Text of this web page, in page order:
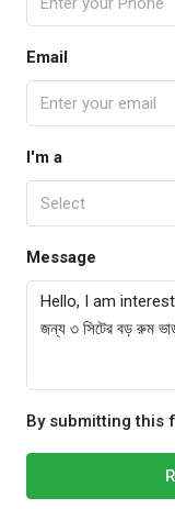
Email
I'm a
Select
Message
By submitting this